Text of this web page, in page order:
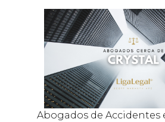
Abogados de Accidentes